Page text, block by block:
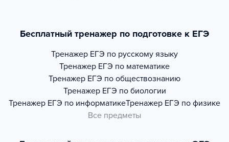
Бесплатный тренажер по подготовке к ЕГЭ
Тренажер ЕГЭ по русскому языку
Тренажер ЕГЭ по математике
Тренажер ЕГЭ по обществознанию
Тренажер ЕГЭ по биологии
Тренажер ЕГЭ по информатикеТренажер ЕГЭ по физике
Все предметы